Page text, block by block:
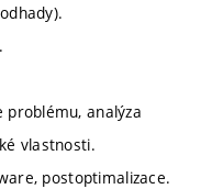
problému, analýza
vlastnosti.
postoptimalizace.